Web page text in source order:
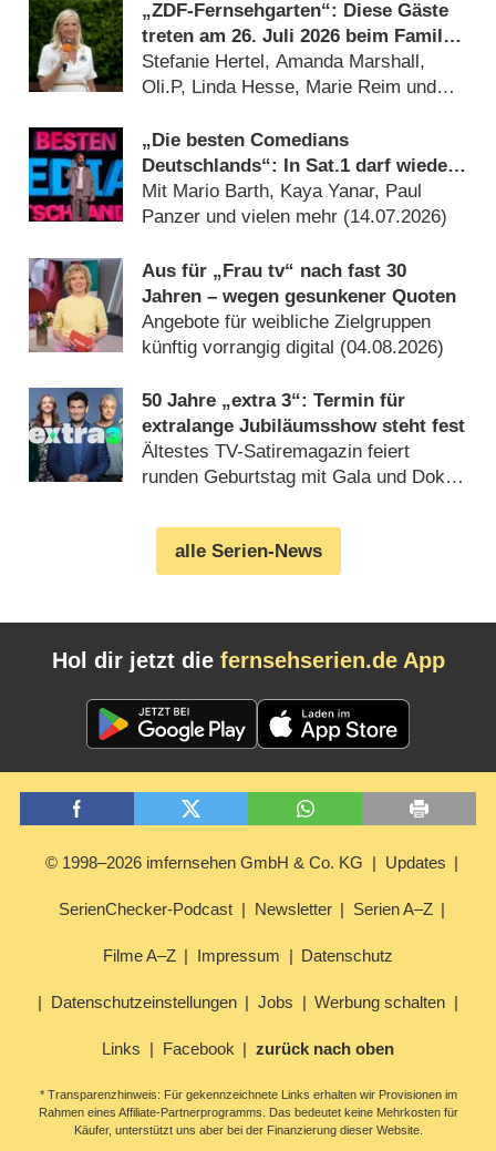
„ZDF-Fernsehgarten“: Diese Gäste
treten am 26. Juli 2026 beim Family
Battle auf
Stefanie Hertel, Amanda Marshall,
Oli.P, Linda Hesse, Marie Reim und
„Die besten Comedians
Deutschlands“: In Sat.1 darf wieder
gelacht werden
Mit Mario Barth, Kaya Yanar, Paul
Panzer und vielen mehr (14.07.2026)
Aus für „Frau tv“ nach fast 30
Jahren – wegen gesunkener Quoten
Angebote für weibliche Zielgruppen
künftig vorrangig digital (04.08.2026)
50 Jahre „extra 3“: Termin für
extralange Jubiläumsshow steht fest
Ältestes TV-Satiremagazin feiert
runden Geburtstag mit Gala und Doku
alle Serien-News
Hol dir jetzt die fernsehserien.de App
© 1998–2026 imfernsehen GmbH & Co. KG Updates
SerienChecker-Podcast Newsletter Serien A–Z
Filme A–Z Impressum Datenschutz
Datenschutzeinstellungen Jobs Werbung schalten
Links Facebook zurück nach oben
* Transparenzhinweis: Für gekennzeichnete Links erhalten wir Provisionen im
Rahmen eines Affiliate-Partnerprogramms. Das bedeutet keine Mehrkosten für
Käufer, unterstützt uns aber bei der Finanzierung dieser Website.